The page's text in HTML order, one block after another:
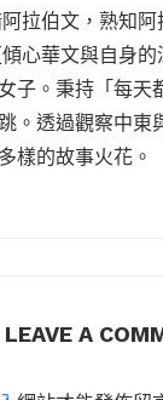
拉伯文，熟知阿
心華文與自身
子。秉持「每天
。透過觀察中東
樣的故事火花。
LEAVE A